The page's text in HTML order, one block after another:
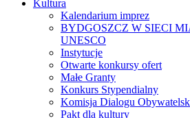
Kultura
Kalendarium imprez
BYDGOSZCZ W SIECI
UNESCO
Instytucje
Otwarte konkursy ofert
Małe Granty
Konkurs Stypendialny
Komisja Dialogu
Pakt dla kultury